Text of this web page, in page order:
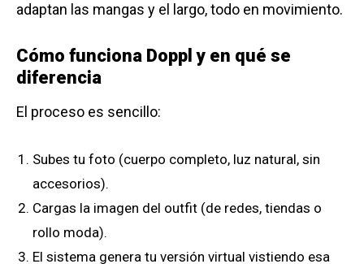
adaptan las mangas y el largo, todo en movimiento.
Cómo funciona Doppl y en qué se
diferencia
El proceso es sencillo:
Subes tu foto (cuerpo completo, luz natural, sin
accesorios).
Cargas la imagen del outfit (de redes, tiendas o
rollo moda).
El sistema genera tu versión virtual vistiendo esa